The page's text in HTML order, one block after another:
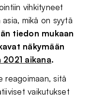
vihkityneet
mikä on syytä
tiedon mukaan
näkymään
aikana.
reagoimaan, sitä
vaikutukset